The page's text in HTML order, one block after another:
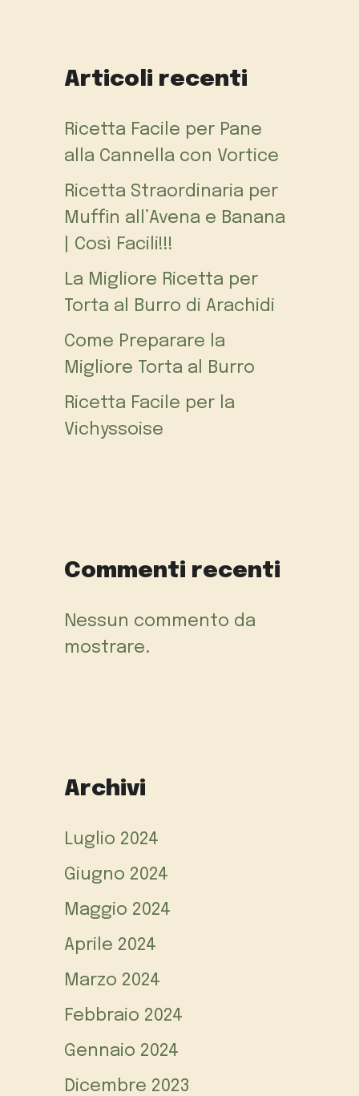
Articoli recenti
Ricetta Facile per Pane
alla Cannella con Vortice
Ricetta Straordinaria per
Muffin all’Avena e Banana
| Così Facili!!!
La Migliore Ricetta per
Torta al Burro di Arachidi
Come Preparare la
Migliore Torta al Burro
Ricetta Facile per la
Vichyssoise
Commenti recenti
Nessun commento da
mostrare.
Archivi
Luglio 2024
Giugno 2024
Maggio 2024
Aprile 2024
Marzo 2024
Febbraio 2024
Gennaio 2024
Dicembre 2023